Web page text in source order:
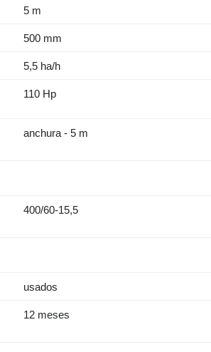
5 m
500 mm
5,5 ha/h
110 Hp
anchura - 5 m
400/60-15,5
usados
12 meses